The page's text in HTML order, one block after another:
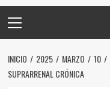
principal
INICIO 2025 MARZO 10
SUPRARRENAL CRÓNICA